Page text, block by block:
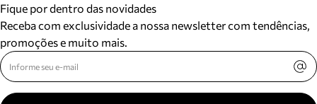
Fique por dentro das novidades
Receba com exclusividade a nossa newsletter com tendências,
promoções e muito mais.